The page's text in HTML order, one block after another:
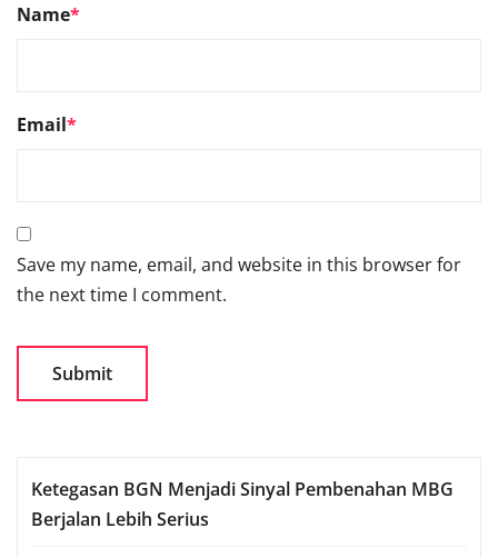
Name*
Email*
Save my name, email, and website in this browser for
the next time I comment.
Ketegasan BGN Menjadi Sinyal Pembenahan MBG
Berjalan Lebih Serius